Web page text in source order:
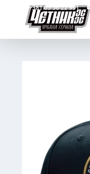
+381 65 56 22 991